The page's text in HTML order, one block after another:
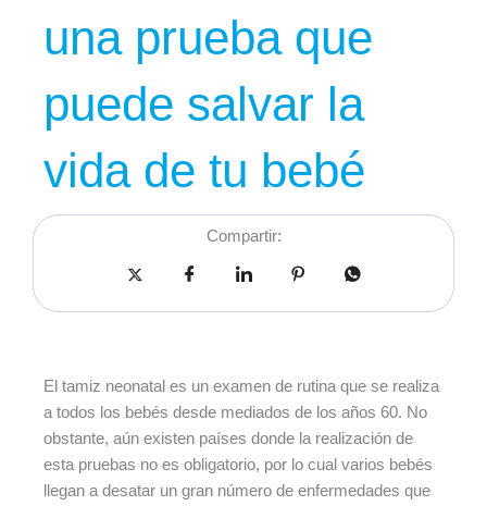
una prueba que
puede salvar la
vida de tu bebé
Compartir:
El tamiz neonatal es un examen de rutina que se realiza
a todos los bebés desde mediados de los años 60. No
obstante, aún existen países donde la realización de
esta pruebas no es obligatorio, por lo cual varios bebés
llegan a desatar un gran número de enfermedades que